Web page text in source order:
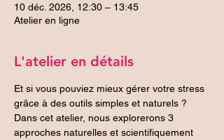
10 déc. 2026, 12:30 – 13:45
Atelier en ligne
L'atelier en détails
Et si vous pouviez mieux gérer votre stress
grâce à des outils simples et naturels ?
Dans cet atelier, nous explorerons 3
approches naturelles et scientifiquement